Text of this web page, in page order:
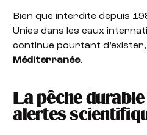
Bien que interdite depuis
Unies dans les eaux
continue pourtant
Méditerranée.
La pêche
alertes